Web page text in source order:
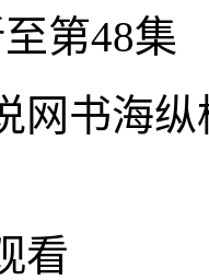
第48集
网书海
看